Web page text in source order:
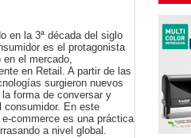
en la 3ª década del siglo
es el protagonista
en el mercado,
en Retail. A partir de las
surgieron nuevos
la forma de conversar y
consumidor. En este
commerce es una práctica
a nivel global.